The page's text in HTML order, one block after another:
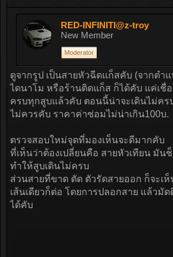
RED-INFINITI@z-troy
New Member
Moderator
ดูจากรูป เป็นสายหัวฉีดแก็สคับ (จากตำ
ไดนาโม หรือร้านติดแก็ส ก็ได้คับ แค่เชื่
ครบทุกสูบแล้วคับ ตอนนี้น่าจะเดินไม่คร
ไม่ควรคับ ราคาค่าซ่อมไม่น่าเกิน100บ.
ตรวจสอบใหม่จุดที่มองเห็นจะดีมากคับ
ที่เห็นว่าต้องเปลี่ยนคือ สายหัวเทียน มัน
ทำให้สูบเดินไม่ครบ
ส่วนสายที่ขาด ตัด ตัวรัดสายออก ก็จะเ
เส้นเดียวก็ต่อ โดยการปลอกสาย แล้วมั
ได้คับ